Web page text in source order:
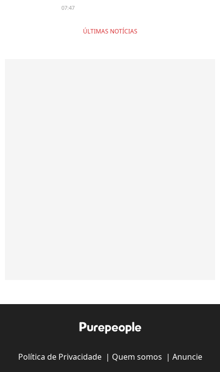
07:47
ÚLTIMAS NOTÍCIAS
Política de Privacidade| Quem somos | Anuncie